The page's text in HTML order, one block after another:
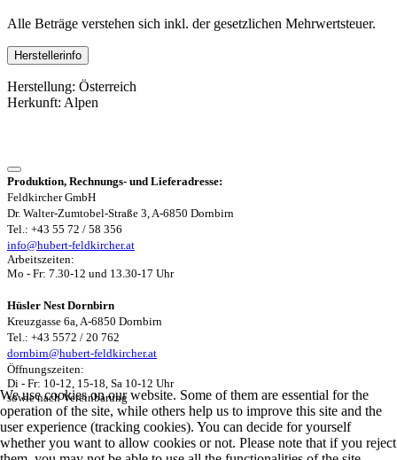
Alle Beträge verstehen sich inkl. der gesetzlichen Mehrwertsteuer.
Herstellerinfo
Herstellung: Österreich
Herkunft: Alpen
Produktion, Rechnungs- und Lieferadresse:
Feldkircher GmbH
Dr. Walter-Zumtobel-Straße 3, A-6850 Dornbirn
Tel.: +43 55 72 / 58 356
info@hubert-feldkircher.at
Arbeitszeiten:
Mo - Fr: 7.30-12 und 13.30-17 Uhr
Hüsler Nest Dornbirn
Kreuzgasse 6a, A-6850 Dornbirn
Tel.: +43 5572 / 20 762
dornbirn@hubert-feldkircher.at
Öffnungszeiten:
Di - Fr: 10-12, 15-18, Sa 10-12 Uhr
sowie nach Vereinbarung
We use cookies on our website. Some of them are essential for the
operation of the site, while others help us to improve this site and the
user experience (tracking cookies). You can decide for yourself
whether you want to allow cookies or not. Please note that if you reject